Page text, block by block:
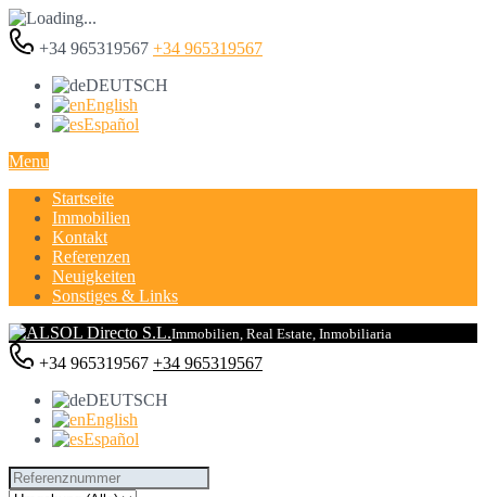
+34 965319567 +34 965319567
DEUTSCH
English
Español
Menu
Startseite
Immobilien
Kontakt
Referenzen
Neuigkeiten
Sonstiges & Links
Immobilien, Real Estate, Inmobiliaria
+34 965319567 +34 965319567
DEUTSCH
English
Español